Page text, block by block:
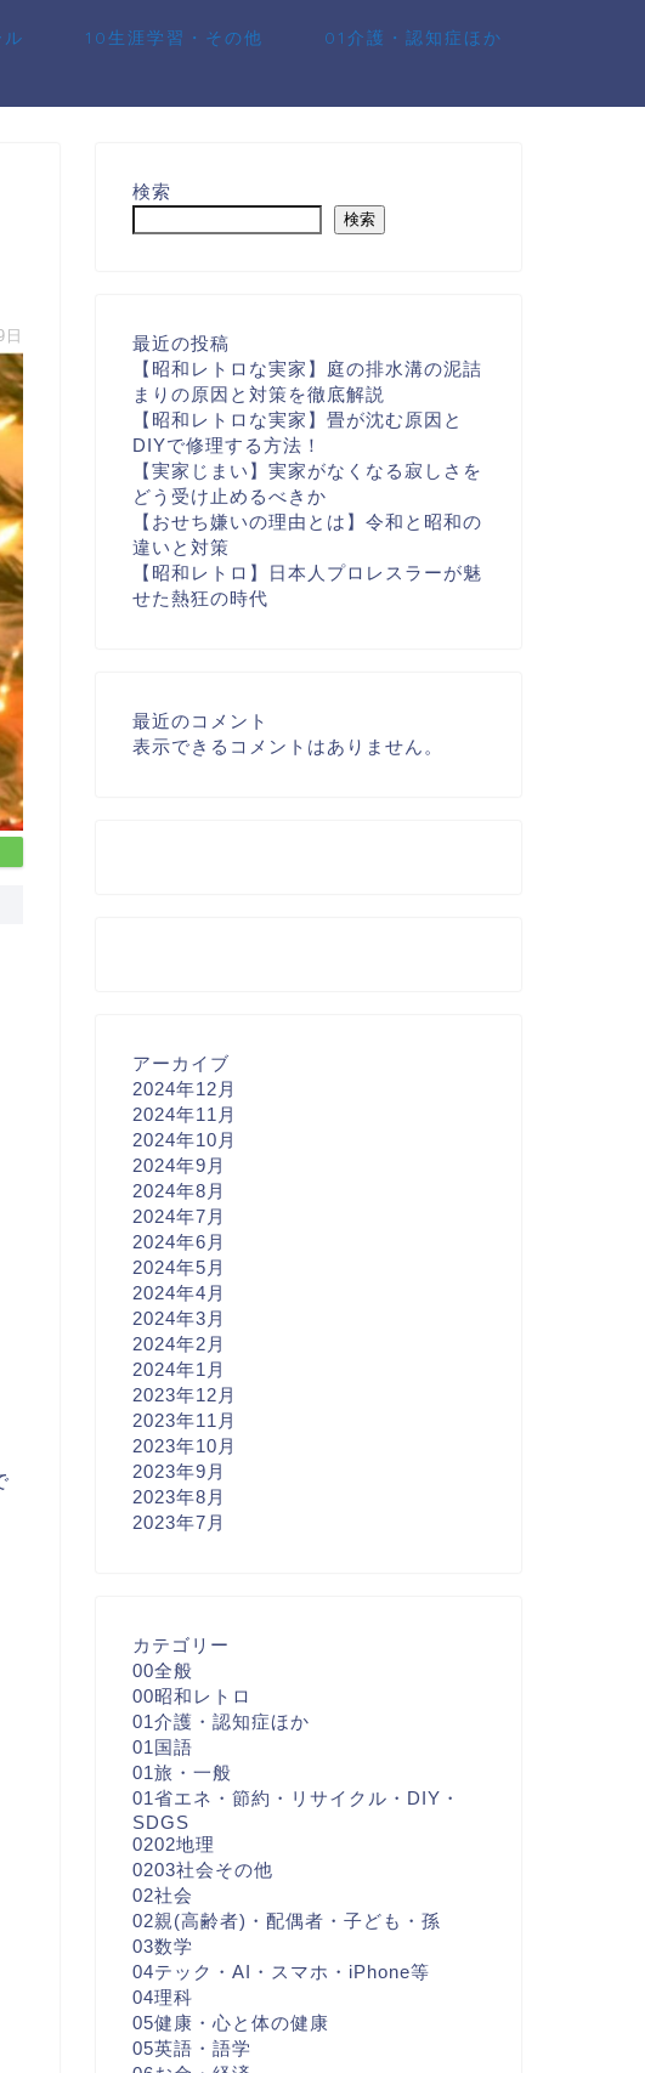
10生涯学習・その他 01介護・認知症ほか
検索
検索
最近の投稿
【昭和レトロな実家】庭の排水溝の泥詰
まりの原因と対策を徹底解説
【昭和レトロな実家】畳が沈む原因と
DIYで修理する方法！
【実家じまい】実家がなくなる寂しさを
どう受け止めるべきか
【おせち嫌いの理由とは】令和と昭和の
違いと対策
【昭和レトロ】日本人プロレスラーが魅
せた熱狂の時代
最近のコメント
表示できるコメントはありません。
アーカイブ
2024年12月
2024年11月
2024年10月
2024年9月
2024年8月
2024年7月
2024年6月
2024年5月
2024年4月
2024年3月
2024年2月
2024年1月
2023年12月
2023年11月
2023年10月
2023年9月
2023年8月
2023年7月
カテゴリー
00全般
00昭和レトロ
01介護・認知症ほか
01国語
01旅・一般
01省エネ・節約・リサイクル・DIY・
SDGS
0202地理
0203社会その他
02社会
02親(高齢者)・配偶者・子ども・孫
03数学
04テック・AI・スマホ・iPhone等
04理科
05健康・心と体の健康
05英語・語学